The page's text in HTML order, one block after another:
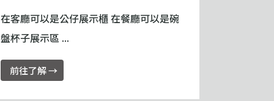
在客廳可以是公仔展示櫃 在餐廳可以是碗
盤杯子展示區 ...
前往了解 →